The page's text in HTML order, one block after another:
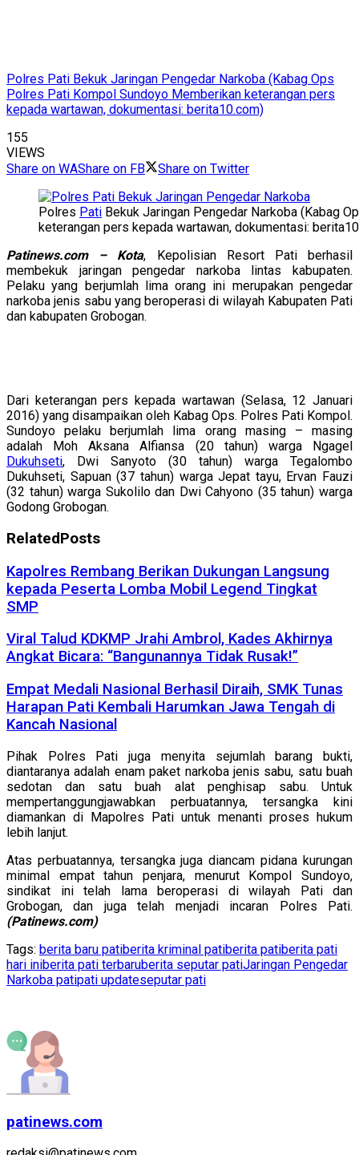
Polres Pati Bekuk Jaringan Pengedar Narkoba (Kabag Ops
Polres Pati Kompol Sundoyo Memberikan keterangan pers
kepada wartawan, dokumentasi: berita10.com)
155
VIEWS
Share on WAShare on FB Share on Twitter
Polres Pati Bekuk Jaringan Pengedar Narkoba (Kabag
keterangan pers kepada wartawan, dokumentasi:
Patinews.com – Kota, Kepolisian Resort Pati berhasil
membekuk jaringan pengedar narkoba lintas kabupaten.
Pelaku yang berjumlah lima orang ini merupakan pengedar
narkoba jenis sabu yang beroperasi di wilayah Kabupaten Pati
dan kabupaten Grobogan.
Dari keterangan pers kepada wartawan (Selasa, 12 Januari
2016) yang disampaikan oleh Kabag Ops. Polres Pati Kompol.
Sundoyo pelaku berjumlah lima orang masing – masing
adalah Moh Aksana Alfiansa (20 tahun) warga Ngagel
Dukuhseti, Dwi Sanyoto (30 tahun) warga Tegalombo
Dukuhseti, Sapuan (37 tahun) warga Jepat tayu, Ervan Fauzi
(32 tahun) warga Sukolilo dan Dwi Cahyono (35 tahun) warga
Godong Grobogan.
RelatedPosts
Kapolres Rembang Berikan Dukungan Langsung
kepada Peserta Lomba Mobil Legend Tingkat
SMP
Viral Talud KDKMP Jrahi Ambrol, Kades Akhirnya
Angkat Bicara: “Bangunannya Tidak Rusak!”
Empat Medali Nasional Berhasil Diraih, SMK Tunas
Harapan Pati Kembali Harumkan Jawa Tengah di
Kancah Nasional
Pihak Polres Pati juga menyita sejumlah barang bukti,
diantaranya adalah enam paket narkoba jenis sabu, satu buah
sedotan dan satu buah alat penghisap sabu. Untuk
mempertanggungjawabkan perbuatannya, tersangka kini
diamankan di Mapolres Pati untuk menanti proses hukum
lebih lanjut.
Atas perbuatannya, tersangka juga diancam pidana kurungan
minimal empat tahun penjara, menurut Kompol Sundoyo,
sindikat ini telah lama beroperasi di wilayah Pati dan
Grobogan, dan juga telah menjadi incaran Polres Pati.
(Patinews.com)
Tags: berita baru patiberita kriminal patiberita patiberita pati
hari iniberita pati terbaruberita seputar patiJaringan Pengedar
Narkoba patipati updateseputar pati
patinews.com